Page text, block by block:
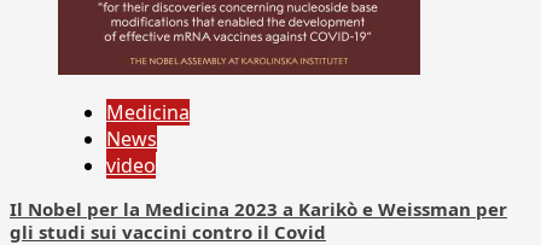
Medicina
News
video
Il Nobel per la Medicina 2023 a Karikò e Weissman per
gli studi sui vaccini contro il Covid